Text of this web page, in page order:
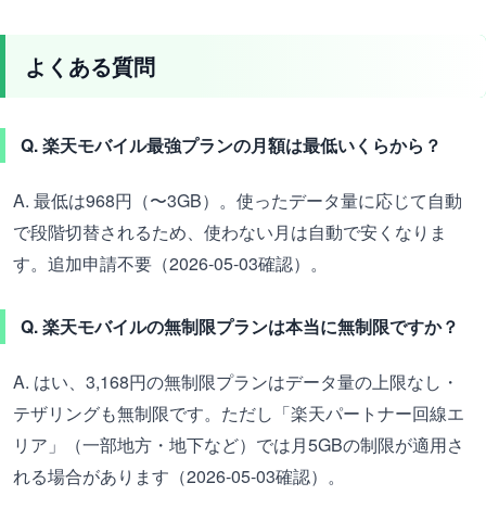
よくある質問
Q. 楽天モバイル最強プランの月額は最低いくらから？
A. 最低は968円（〜3GB）。使ったデータ量に応じて自動
で段階切替されるため、使わない月は自動で安くなりま
す。追加申請不要（2026-05-03確認）。
Q. 楽天モバイルの無制限プランは本当に無制限ですか？
A. はい、3,168円の無制限プランはデータ量の上限なし・
テザリングも無制限です。ただし「楽天パートナー回線エ
リア」（一部地方・地下など）では月5GBの制限が適用さ
れる場合があります（2026-05-03確認）。